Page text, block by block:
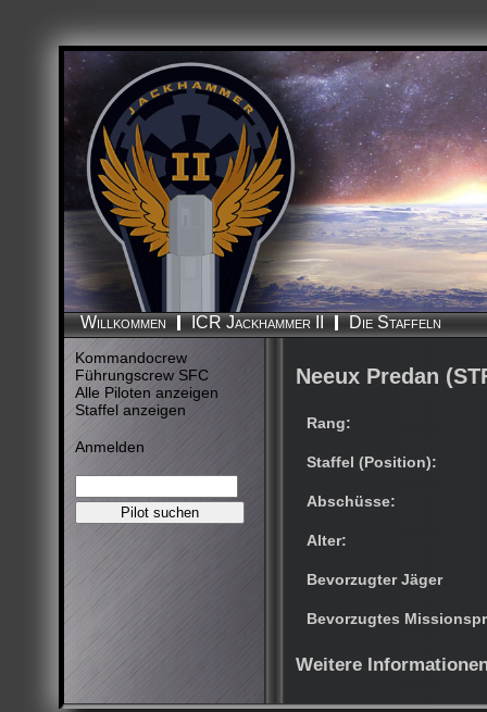
Willkommen ICR Jackhammer II Die Staffeln
Kommandocrew
Führungscrew SFC
Alle Piloten anzeigen
Staffel anzeigen
Anmelden
Neeux Predan
Rang:
Staffel (Position):
Abschüsse:
Alter:
Bevorzugter Jäger
Bevorzugtes
Weitere